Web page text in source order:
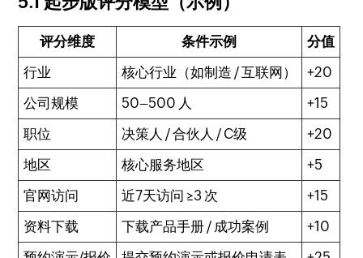
评分维度 条件示例
分值
行业
核心行业（如制造 / 互联网）
+20
公司规模
50–500 人
+15
职位
决策人 / 合伙人 / C级
+20
地区
核心服务地区
+5
官网访问
近7天访问 ≥3 次
+15
资料下载
下载产品手册 / 成功案例
+10